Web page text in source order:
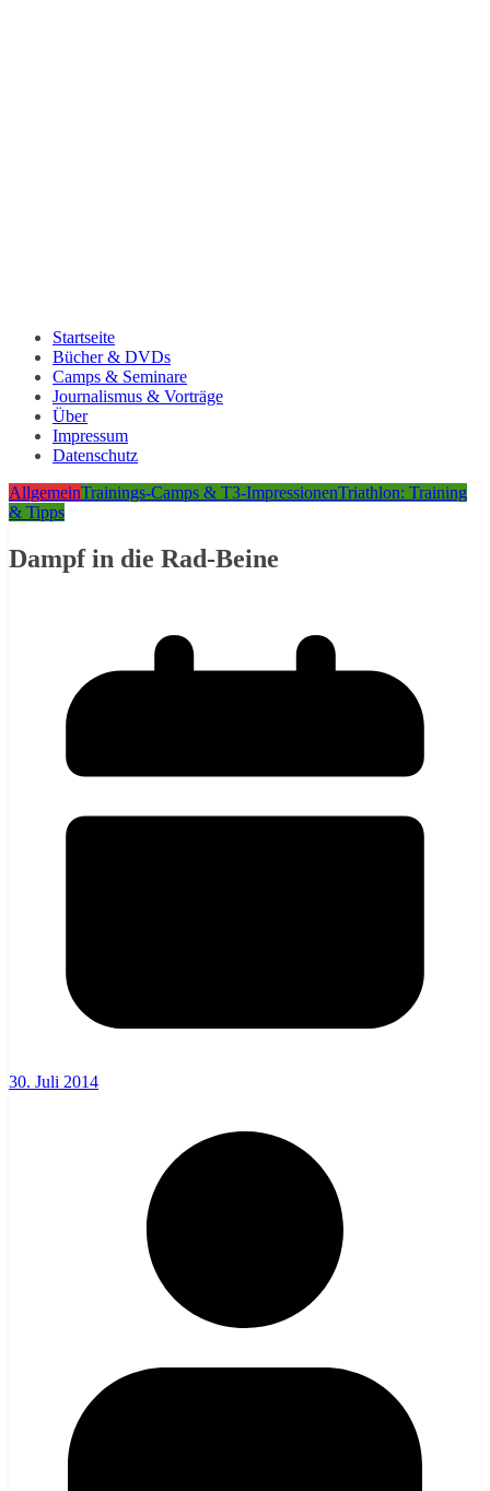
Startseite
Bücher & DVDs
Camps & Seminare
Journalismus & Vorträge
Über
Impressum
Datenschutz
AllgemeinTrainings-Camps & T3-ImpressionenTriathlon: Training
& Tipps
Dampf in die Rad-Beine
30. Juli 2014